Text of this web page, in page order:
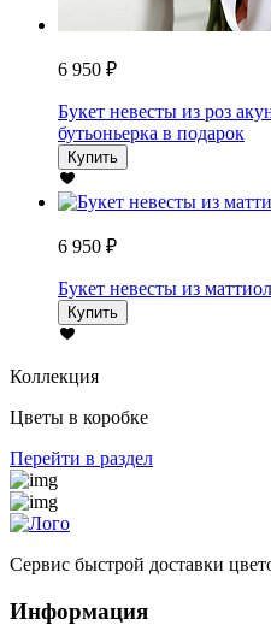
6 950 ₽
Букет невесты из роз
бутьоньерка в подарок
Купить
6 950 ₽
Букет невесты из
Купить
Коллекция
Цветы в коробке
Перейти в раздел
Сервис быстрой доставки
Информация